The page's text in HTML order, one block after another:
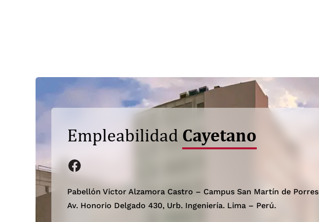
Empleabilidad Cayetano
facebook
Pabellón Victor Alzamora Castro – Campus San Martín de Porres
Av. Honorio Delgado 430, Urb. Ingeniería. Lima – Perú.